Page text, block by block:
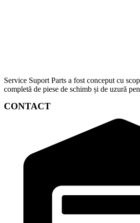
Service Suport Parts a fost conceput cu
completă de piese de schimb și de uzură
CONTACT